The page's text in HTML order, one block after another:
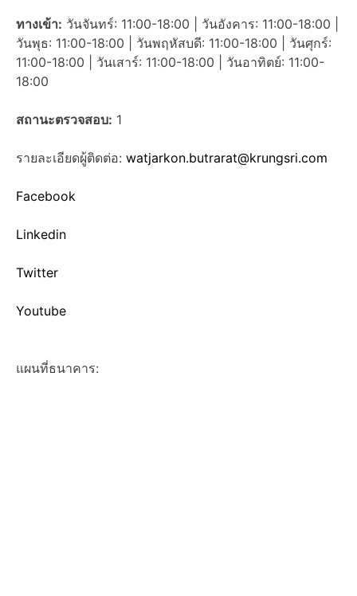
ทางเข้า: วันจันทร์: 11:00-18:00 | วันอังคาร: 11:00-18:00 |
วันพุธ: 11:00-18:00 | วันพฤหัสบดี: 11:00-18:00 | วันศุกร์:
11:00-18:00 | วันเสาร์: 11:00-18:00 | วันอาทิตย์: 11:00-
18:00
สถานะตรวจสอบ: 1
รายละเอียดผู้ติดต่อ: watjarkon.butrarat@krungsri.com
Facebook
Linkedin
Twitter
Youtube
แผนที่ธนาคาร: